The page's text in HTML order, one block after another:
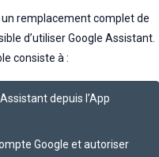
un remplacement complet de
d’utiliser Google Assistant.
consiste à :
depuis l’App
Google et autoriser